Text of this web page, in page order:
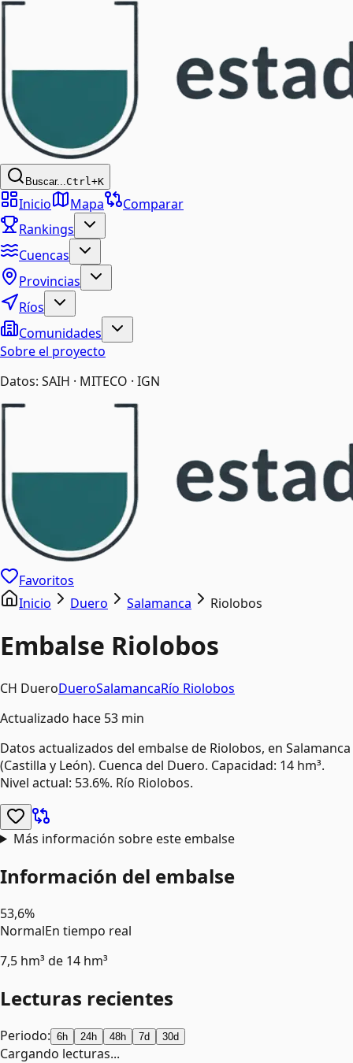
Buscar...Ctrl+K
Inicio Mapa
Comparar
Rankings
Cuencas
Provincias
Ríos
Comunidades
Sobre el proyecto
Datos: SAIH · MITECO · IGN
Favoritos
Inicio
Duero Salamanca Riolobos
Embalse Riolobos
CH DueroDueroSalamancaRío Riolobos
Actualizado hace 53 min
Datos actualizados del embalse de Riolobos, en Salamanca
(Castilla y León). Cuenca del Duero. Capacidad: 14 hm³.
Nivel actual: 53.6%. Río Riolobos.
Más información sobre este embalse
Información del embalse
53,6%
NormalEn tiempo real
7,5 hm³ de 14 hm³
Lecturas recientes
Periodo: 6h 24h 48h 7d 30d
Cargando lecturas...